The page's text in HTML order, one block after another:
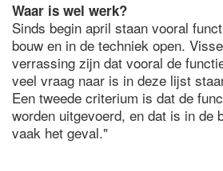
Waar is wel werk?
Sinds begin april staan vooral
bouw en in de techniek open.
verrassing zijn dat vooral de
veel vraag naar is in deze lijst
Een tweede criterium is dat de
worden uitgevoerd, en dat is in de
vaak het geval."